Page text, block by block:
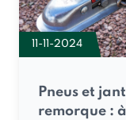
11-11-2024
Pneus et
remorque :